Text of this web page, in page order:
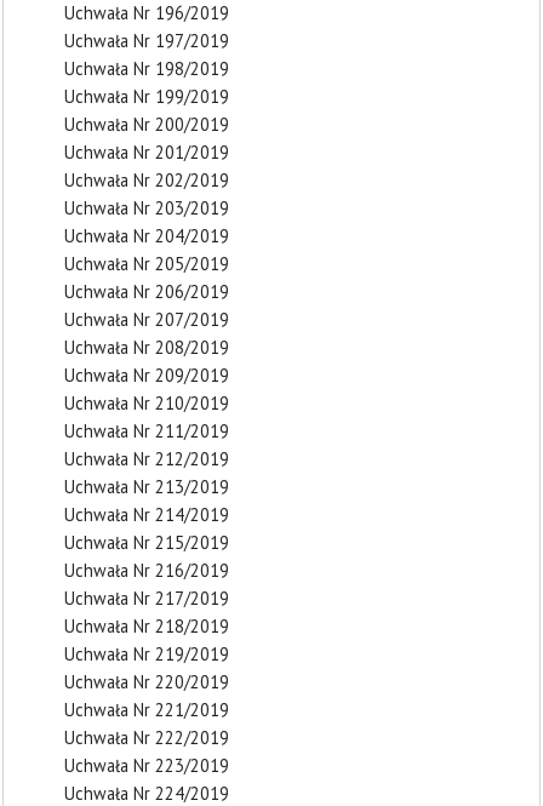
Uchwała Nr 196/2019
Uchwała Nr 197/2019
Uchwała Nr 198/2019
Uchwała Nr 199/2019
Uchwała Nr 200/2019
Uchwała Nr 201/2019
Uchwała Nr 202/2019
Uchwała Nr 203/2019
Uchwała Nr 204/2019
Uchwała Nr 205/2019
Uchwała Nr 206/2019
Uchwała Nr 207/2019
Uchwała Nr 208/2019
Uchwała Nr 209/2019
Uchwała Nr 210/2019
Uchwała Nr 211/2019
Uchwała Nr 212/2019
Uchwała Nr 213/2019
Uchwała Nr 214/2019
Uchwała Nr 215/2019
Uchwała Nr 216/2019
Uchwała Nr 217/2019
Uchwała Nr 218/2019
Uchwała Nr 219/2019
Uchwała Nr 220/2019
Uchwała Nr 221/2019
Uchwała Nr 222/2019
Uchwała Nr 223/2019
Uchwała Nr 224/2019